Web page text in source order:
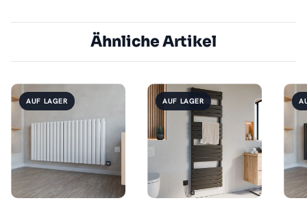
Ähnliche Artikel
AUF LAGER AUF LAGER